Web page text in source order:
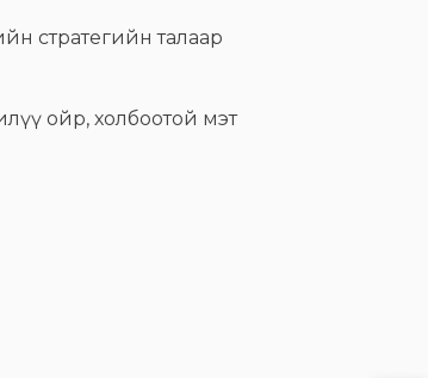
стратегийн талаар
ойр, холбоотой мэт